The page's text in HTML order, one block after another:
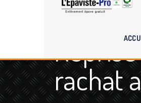
rachat